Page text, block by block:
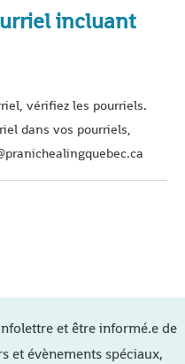
incluant
vérifiez les pourriels.
dans vos pourriels,
et être informé.e de
et évènements spéciaux,